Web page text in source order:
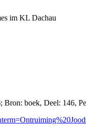
im KL Dachau
Bron: boek, Deel: 146,